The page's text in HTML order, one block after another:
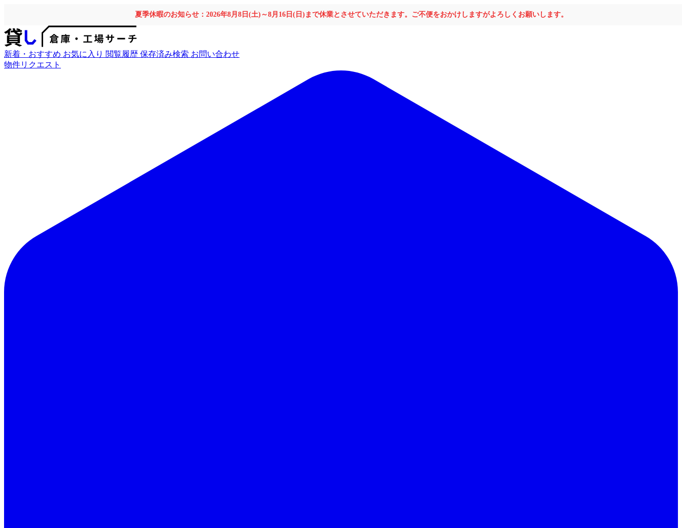
夏季休暇のお知らせ：2026年8月8日(土)～8月16日(日)まで休業とさせていただきます。ご不便をおかけしますがよろしくお願いします。
新着・おすすめ お気に入り 閲覧履歴 保存済み検索 お問い合わせ
物件リクエスト